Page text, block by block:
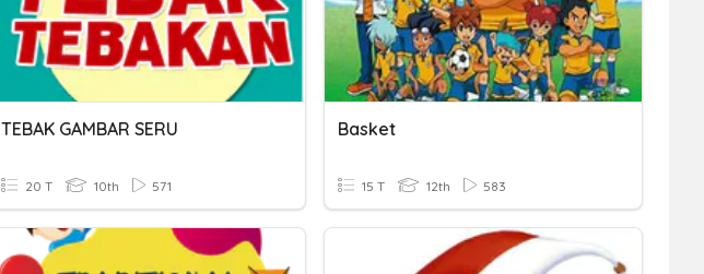
TEBAK GAMBAR SERU
20 T 10th 571
Basket
15 T 12th 583